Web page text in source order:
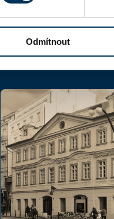
Odmítnout
Kontakty